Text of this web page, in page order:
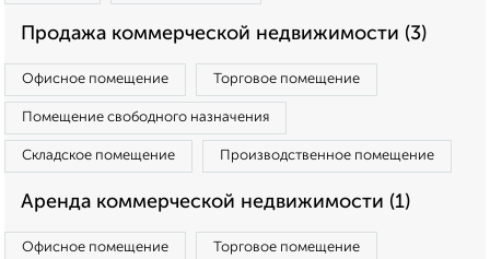
Продажа коммерческой недвижимости (3)
Офисное помещение Торговое помещение
Помещение свободного назначения
Складское помещение Производственное помещение
Аренда коммерческой недвижимости (1)
Офисное помещение Торговое помещение